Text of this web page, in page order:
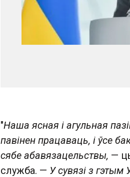
"Наша ясная і агульная
павінен працаваць, і ўсе
сябе абавязацельствы, —
служба. — У сувязі з